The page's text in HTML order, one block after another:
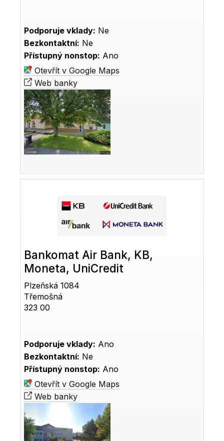
Podporuje vklady: Ne
Bezkontaktní: Ne
Přístupný nonstop: Ano
Otevřít v Google Maps
Web banky
Bankomat Air Bank, KB,
Moneta, UniCredit
Plzeňská 1084
Třemošná
323 00
Podporuje vklady: Ano
Bezkontaktní: Ne
Přístupný nonstop: Ano
Otevřít v Google Maps
Web banky